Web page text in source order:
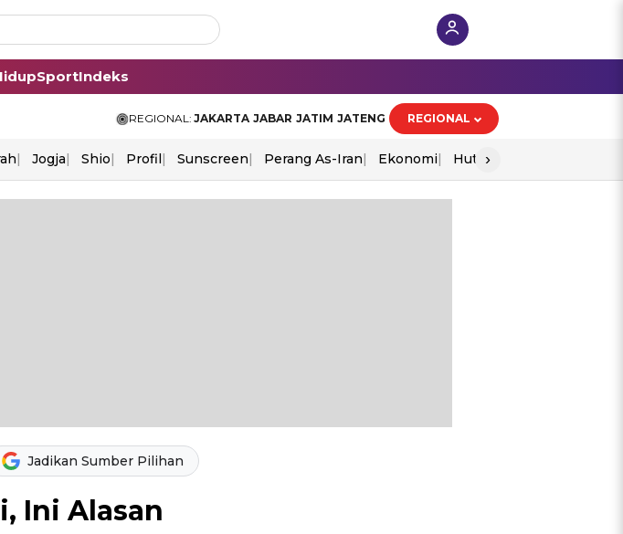
SportIndeks
REGIONAL: JAKARTA JABAR JATIM JATENG REGIONAL
Jogja Shio Profil Sunscreen Perang As-Iran Ekonomi Hut Ri
›
Jadikan Sumber Pilihan
Ini Alasan